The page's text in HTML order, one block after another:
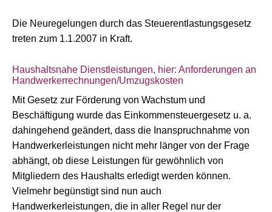
Die Neuregelungen durch das Steuerentlastungsgesetz
treten zum 1.1.2007 in Kraft.
Haushaltsnahe Dienstleistungen, hier: Anforderungen an
Handwerkerrechnungen/Umzugskosten
Mit Gesetz zur Förderung von Wachstum und
Beschäftigung wurde das Einkommensteuergesetz u. a.
dahingehend geändert, dass die Inanspruchnahme von
Handwerkerleistungen nicht mehr länger von der Frage
abhängt, ob diese Leistungen für gewöhnlich von
Mitgliedern des Haushalts erledigt werden können.
Vielmehr begünstigt sind nun auch
Handwerkerleistungen, die in aller Regel nur der